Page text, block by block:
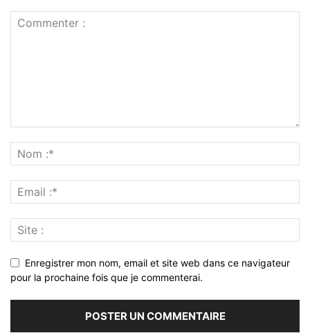
Enregistrer mon nom, email et site web dans ce navigateur
pour la prochaine fois que je commenterai.